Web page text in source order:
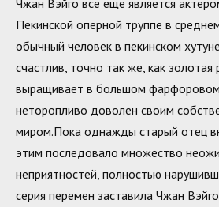
Пекинской оперной труппе в
обычный человек в пекинском
счастлив, точно так же, как
выращивает в большом фарфоровом
неторопливо доволен своим
миром.Пока однажды старый отец
этим последовало множество
неприятностей, полностью
серия перемен заставила Чжан